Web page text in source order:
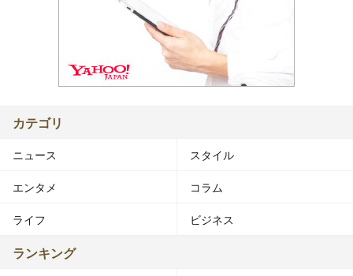
カテゴリ
ニュース スタイル
エンタメ コラム
ライフ ビジネス
ランキング